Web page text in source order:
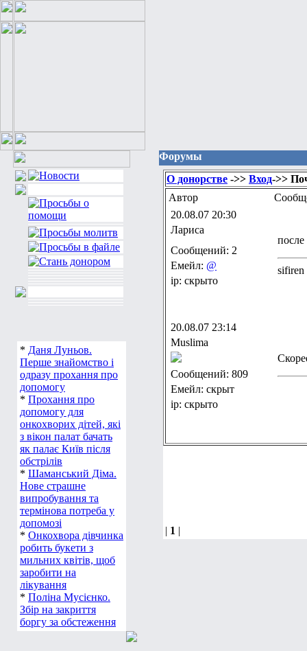
*Даня Луньов.
Перше знайомство і
одразу прохання про
допомогу
*Прохання про
допомогу для
онкохворих дітей, які
з вікон палат бачать
як палає Київ після
обстрілів
*Шаманський Діма.
Нове страшне
випробування та
термінова потреба у
допомозі
*Онкохвора дівчинка
робить букети з
мильних квітів, щоб
заробити на
лікування
*Поліна Мусієнко.
Збір на закриття
Форумы
О донорстве->>Вход->>
Автор
20.08.07 20:30
Лариса
Сообщений: 2
Емейл: @
ip: скрыто
sifiren
20.08.07 23:14
Muslima
Сообщений: 809
Емейл: скрыт
ip: скрыто
| 1 |